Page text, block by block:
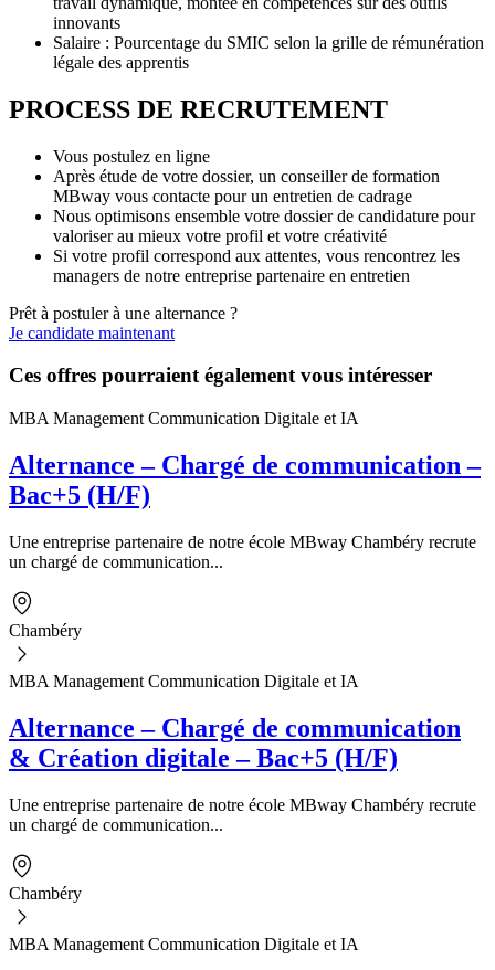
innovants
Salaire : Pourcentage du SMIC selon la grille de rémunération
légale des apprentis
PROCESS DE RECRUTEMENT
Vous postulez en ligne
Après étude de votre dossier, un conseiller de formation
MBway vous contacte pour un entretien de cadrage
Nous optimisons ensemble votre dossier de candidature pour
valoriser au mieux votre profil et votre créativité
Si votre profil correspond aux attentes, vous rencontrez les
managers de notre entreprise partenaire en entretien
Prêt à postuler à une alternance ?
Je candidate maintenant
Ces offres pourraient également vous intéresser
MBA Management Communication Digitale et IA
Alternance – Chargé de communication –
Bac+5 (H/F)
Une entreprise partenaire de notre école MBway Chambéry recrute
un chargé de communication...
Chambéry
MBA Management Communication Digitale et IA
Alternance – Chargé de communication
& Création digitale – Bac+5 (H/F)
Une entreprise partenaire de notre école MBway Chambéry recrute
un chargé de communication...
Chambéry
MBA Management Communication Digitale et IA